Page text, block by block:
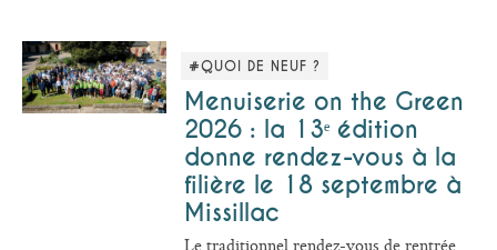
#QUOI DE NEUF ?
Menuiserie on the Green
2026 : la 13ᵉ édition
donne rendez-vous à la
filière le 18 septembre à
Missillac